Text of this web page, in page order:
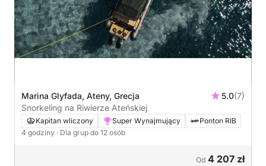
Marina Glyfada, Ateny, Grecja 5.0(7)
Snorkeling na Riwierze Ateńskiej
Kapitan wliczony Super Wynajmujący
Ponton RIB
4 godziny · Dla grup do 12 osób
Od 4 207 zł